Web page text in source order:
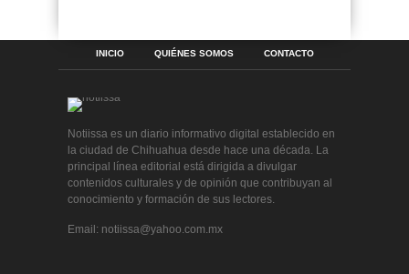
INICIO QUIÉNES SOMOS CONTACTO
Notiissa es un diario informativo digital establecido en
la ciudad de Chihuahua desde hace una década. La
principal línea editorial está dirigida a divulgar
contenidos culturales y de opinión que contribuyan al
conocimiento y formación de sus lectores.
Email: notiissa@yahoo.com.mx